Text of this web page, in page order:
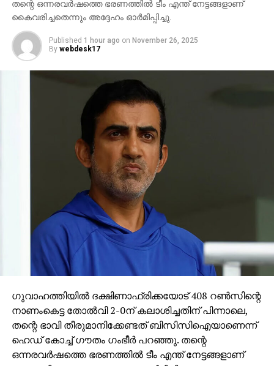
തന്റെ ഒന്നരവര്‍ഷത്തെ ഭരണത്തില്‍ ടീം എന്ത് നേട്ടങ്ങളാണ്
കൈവരിച്ചതെന്നും അദ്ദേഹം ഓര്‍മിപ്പിച്ചു.
Published 1 hour ago on November 26, 2025
By webdesk17
ഗുവാഹത്തിയില്‍ ദക്ഷിണാഫ്രിക്കയോട് 408 റണ്‍സിന്റെ
നാണംകെട്ട തോല്‍വി 2-0ന് കലാശിച്ചതിന് പിന്നാലെ,
തന്റെ ഭാവി തീരുമാനിക്കേണ്ടത് ബിസിസിഐയാണെന്ന്
ഹെഡ് കോച്ച് ഗൗതം ഗംഭീര്‍ പറഞ്ഞു. തന്റെ
ഒന്നരവര്‍ഷത്തെ ഭരണത്തില്‍ ടീം എന്ത് നേട്ടങ്ങളാണ്